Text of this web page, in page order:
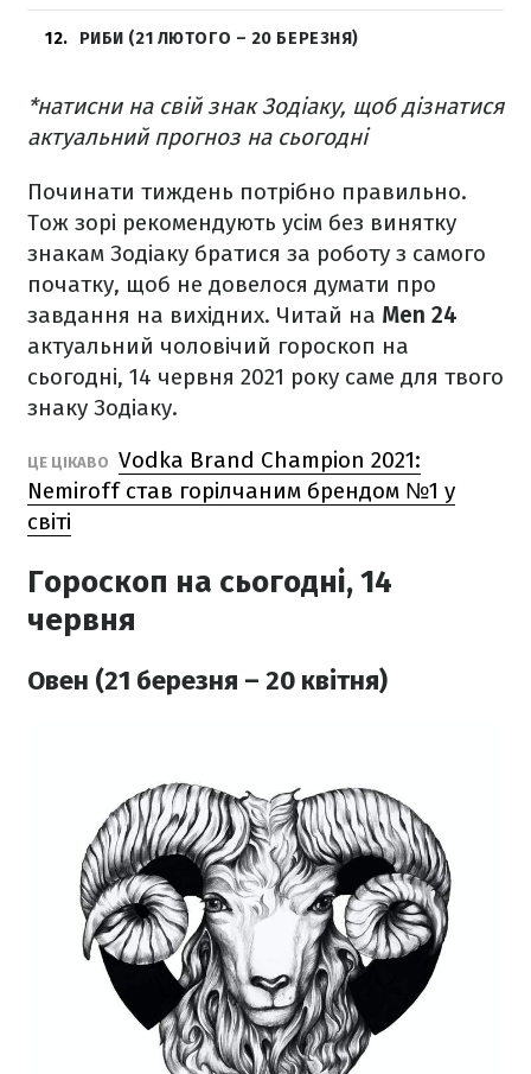
12 РИБИ (21 ЛЮТОГО – 20 БЕРЕЗНЯ)
*натисни на свій знак Зодіаку, щоб дізнатися
актуальний прогноз на сьогодні
Починати тиждень потрібно правильно.
Тож зорі рекомендують усім без винятку
знакам Зодіаку братися за роботу з самого
початку, щоб не довелося думати про
завдання на вихідних. Читай на Men 24
актуальний чоловічий гороскоп на
сьогодні, 14 червня 2021 року саме для твого
знаку Зодіаку.
ЦЕ ЦІКАВО Vodka Brand Champion 2021:
Nemiroff став горілчаним брендом №1 у
світі
Гороскоп на сьогодні, 14
червня
Овен (21 березня – 20 квітня)